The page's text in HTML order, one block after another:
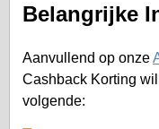
Belangrijke
Aanvullend op onze
Cashback Korting
volgende: